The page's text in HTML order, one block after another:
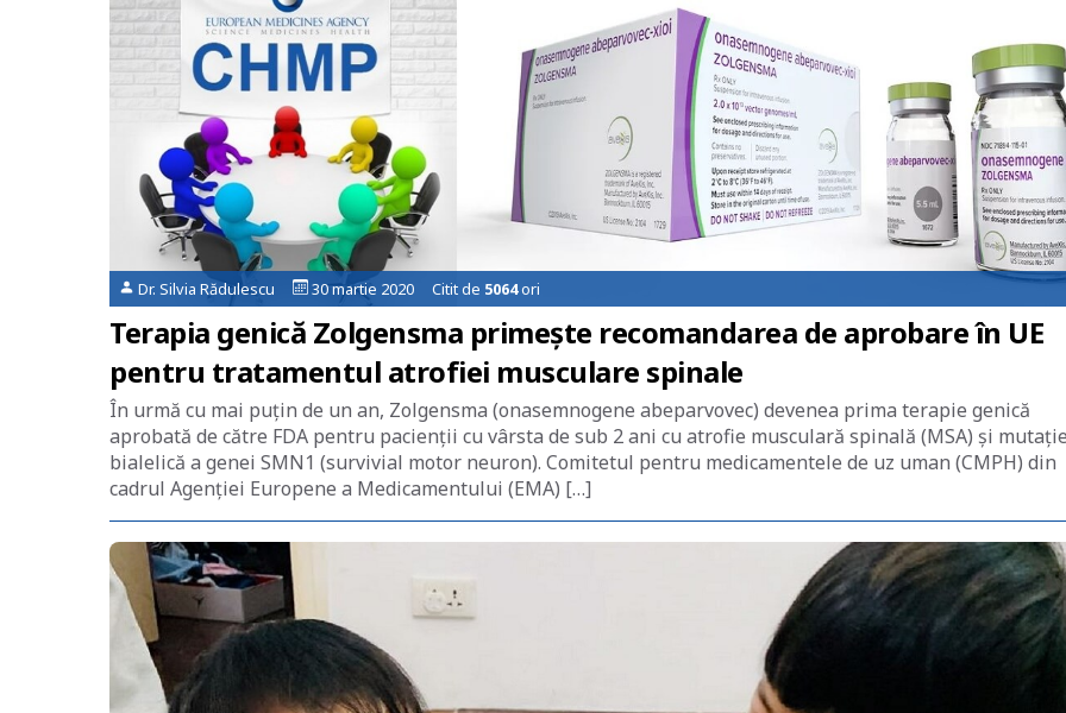
Dr. Silvia Rădulescu 30 martie 2020 Citit de 5064ori
Terapia genică Zolgensma primește recomandarea de aprobare în UE
pentru tratamentul atrofiei musculare spinale
În urmă cu mai puțin de un an, Zolgensma (onasemnogene abeparvovec) devenea prima terapie genică
aprobată de către FDA pentru pacienții cu vârsta de sub 2 ani cu atrofie musculară spinală (MSA) și
bialelică a genei SMN1 (survivial motor neuron). Comitetul pentru medicamentele de uz uman (CMPH) din
cadrul Agenţiei Europene a Medicamentului (EMA) […]